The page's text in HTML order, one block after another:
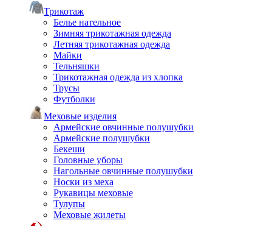
Трикотаж
Белье нательное
Зимняя трикотажная одежда
Летняя трикотажная одежда
Майки
Тельняшки
Трикотажная одежда из хлопка
Трусы
Футболки
Меховые изделия
Армейские овчинные полушубки
Армейские полушубки
Бекеши
Головные уборы
Нагольные овчинные полушубки
Носки из меха
Рукавицы меховые
Тулупы
Меховые жилеты